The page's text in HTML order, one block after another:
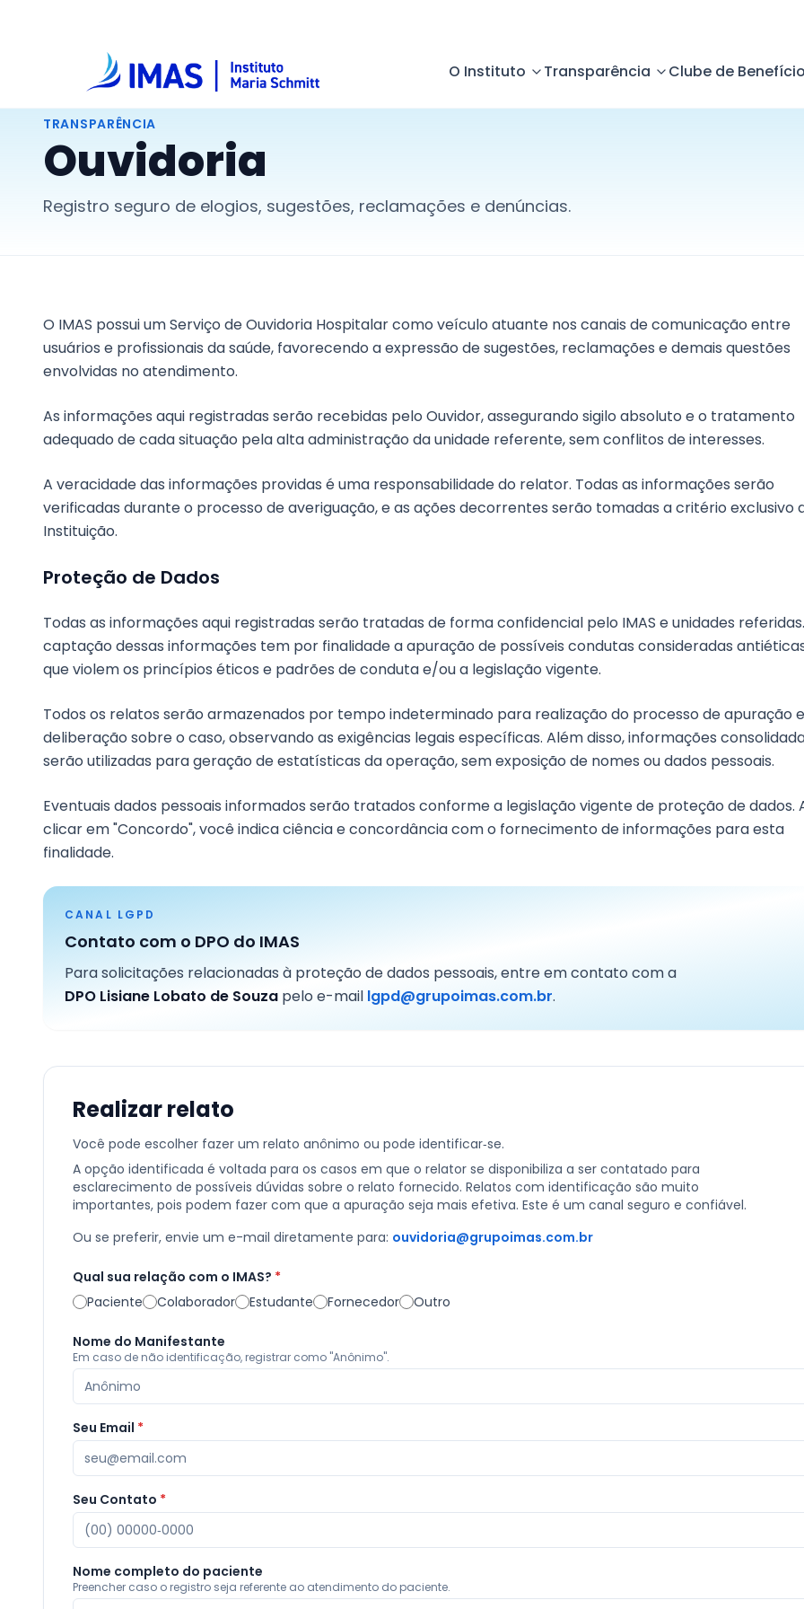
O Instituto Transparência Clube de
TRANSPARÊNCIA
Ouvidoria
Registro seguro de elogios, sugestões, reclamações e denúncias.
O IMAS possui um Serviço de Ouvidoria Hospitalar como veículo atuante nos canais de comunicação entre
usuários e profissionais da saúde, favorecendo a expressão de sugestões, reclamações e demais questões
envolvidas no atendimento.
As informações aqui registradas serão recebidas pelo Ouvidor, assegurando sigilo absoluto e o tratamento
adequado de cada situação pela alta administração da unidade referente, sem conflitos de interesses.
A veracidade das informações providas é uma responsabilidade do relator. Todas as informações serão
verificadas durante o processo de averiguação, e as ações decorrentes serão tomadas a critério exclusivo
Instituição.
Proteção de Dados
Todas as informações aqui registradas serão tratadas de forma confidencial pelo IMAS e unidades
captação dessas informações tem por finalidade a apuração de possíveis condutas consideradas
que violem os princípios éticos e padrões de conduta e/ou a legislação vigente.
Todos os relatos serão armazenados por tempo indeterminado para realização do processo de apuração e
deliberação sobre o caso, observando as exigências legais específicas. Além disso, informações
serão utilizadas para geração de estatísticas da operação, sem exposição de nomes ou dados pessoais.
Eventuais dados pessoais informados serão tratados conforme a legislação vigente de proteção de dados.
clicar em "Concordo", você indica ciência e concordância com o fornecimento de informações para esta
finalidade.
CANAL LGPD
Contato com o DPO do IMAS
Para solicitações relacionadas à proteção de dados pessoais, entre em contato com a
DPO Lisiane Lobato de Souza pelo e-mail lgpd@grupoimas.com.br.
Realizar relato
Você pode escolher fazer um relato anônimo ou pode identificar‑se.
A opção identificada é voltada para os casos em que o relator se disponibiliza a ser contatado para
esclarecimento de possíveis dúvidas sobre o relato fornecido. Relatos com identificação são muito
importantes, pois podem fazer com que a apuração seja mais efetiva. Este é um canal seguro e confiável.
Ou se preferir, envie um e-mail diretamente para: ouvidoria@grupoimas.com.br
Qual sua relação com o IMAS? *
Paciente
Colaborador Estudante Fornecedor Outro
Nome do Manifestante
Em caso de não identificação, registrar como "Anônimo".
Seu Email *
Seu Contato *
Nome completo do paciente
Preencher caso o registro seja referente ao atendimento do paciente.